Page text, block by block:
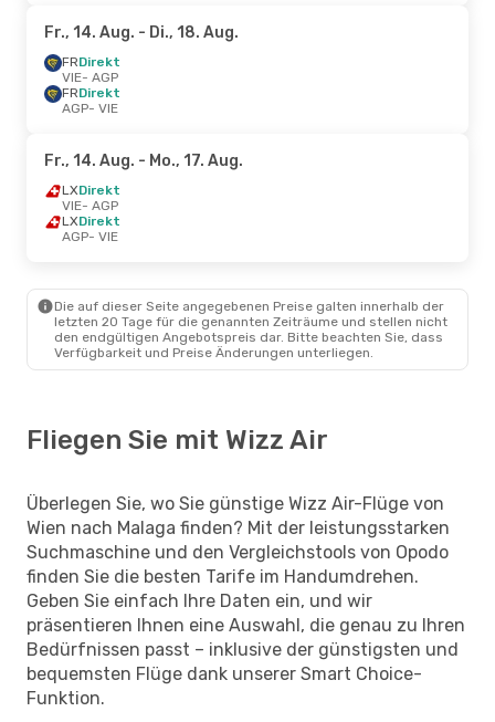
Fr., 14. Aug. - Di., 18. Aug.
FRDirekt
VIE- AGP
FRDirekt
AGP- VIE
Fr., 14. Aug. - Mo., 17. Aug.
LXDirekt
VIE- AGP
LXDirekt
AGP- VIE
Die auf dieser Seite angegebenen Preise galten innerhalb der
letzten 20 Tage für die genannten Zeiträume und stellen nicht
den endgültigen Angebotspreis dar. Bitte beachten Sie, dass
Verfügbarkeit und Preise Änderungen unterliegen.
Fliegen Sie mit Wizz Air
Überlegen Sie, wo Sie günstige Wizz Air-Flüge von
Wien nach Malaga finden? Mit der leistungsstarken
Suchmaschine und den Vergleichstools von Opodo
finden Sie die besten Tarife im Handumdrehen.
Geben Sie einfach Ihre Daten ein, und wir
präsentieren Ihnen eine Auswahl, die genau zu Ihren
Bedürfnissen passt – inklusive der günstigsten und
bequemsten Flüge dank unserer Smart Choice-
Funktion.